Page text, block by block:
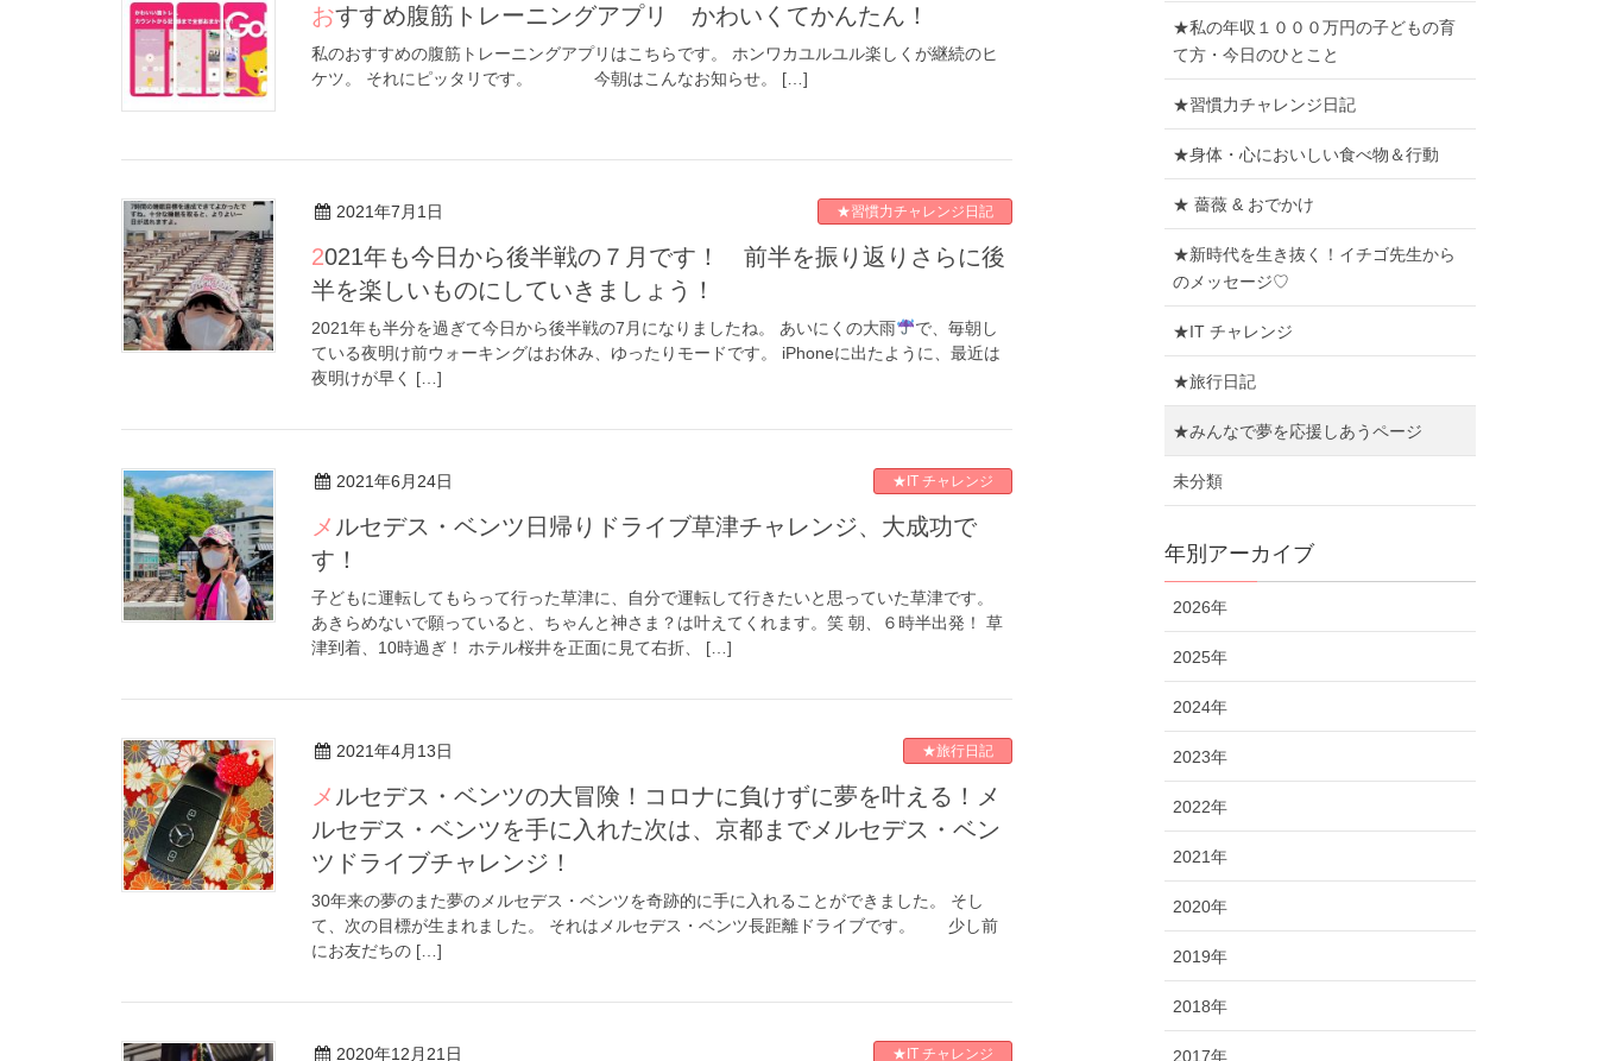
おすすめ腹筋トレーニングアプリ かわいくてかんたん！
私のおすすめの腹筋トレーニングアプリはこちらです。 ホンワカユルユル楽しくが継続のヒ
ケツ。 それにピッタリです。 今朝はこんなお知らせ。 […]
2021年7月1日 ★習慣力チャレンジ日記
2021年も今日から後半戦の７月です！ 前半を振り返りさらに後
半を楽しいものにしていきましょう！
2021年も半分を過ぎて今日から後半戦の7月になりましたね。 あいにくの大雨
で、毎朝し
ている夜明け前ウォーキングはお休み、ゆったりモードです。 iPhoneに出たように、最近は
夜明けが早く […]
2021年6月24日 ★IT チャレンジ
メルセデス・ベンツ日帰りドライブ草津チャレンジ、大成功で
す！
子どもに運転してもらって行った草津に、自分で運転して行きたいと思っていた草津です。
あきらめないで願っていると、ちゃんと神さま？は叶えてくれます。笑 朝、６時半出発！ 草
津到着、10時過ぎ！ ホテル桜井を正面に見て右折、 […]
2021年4月13日 ★旅行日記
メルセデス・ベンツの大冒険！コロナに負けずに夢を叶える！メ
ルセデス・ベンツを手に入れた次は、京都までメルセデス・ベン
ツドライブチャレンジ！
30年来の夢のまた夢のメルセデス・ベンツを奇跡的に手に入れることができました。 そし
て、次の目標が生まれました。 それはメルセデス・ベンツ長距離ドライブです。 少し前
にお友だちの […]
2020年12月21日 ★IT チャレンジ
★私の年収１０００万円の子どもの育
て方・今日のひとこと
★習慣力チャレンジ日記
★身体・心においしい食べ物＆行動
★ 薔薇 & おでかけ
★新時代を生き抜く！イチゴ先生から
のメッセージ♡
★IT チャレンジ
★旅行日記
★みんなで夢を応援しあうページ
未分類
年別アーカイブ
2026年
2025年
2024年
2023年
2022年
2021年
2020年
2019年
2018年
2017年